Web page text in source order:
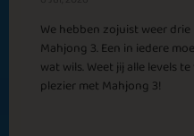
Time after Time
We hebben zojuist weer
Mahjong 3. Een in iedere
wat wils. Weet jij alle levels
plezier met Mahjong 3!